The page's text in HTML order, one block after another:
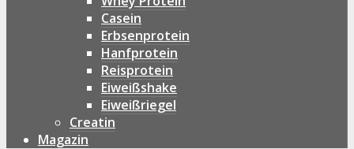
Casein
Erbsenprotein
Hanfprotein
Reisprotein
Eiweißshake
Eiweißriegel
Creatin
Magazin